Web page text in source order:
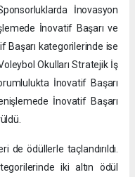
İnovasyon
İnovatif Başarı ve
Başarı kategorilerinde ise
Okulları Stratejik İş
İnovatif Başarı
İnovatif Başarı
de ödüllerle taçlandırıldı.
iki altın ödül